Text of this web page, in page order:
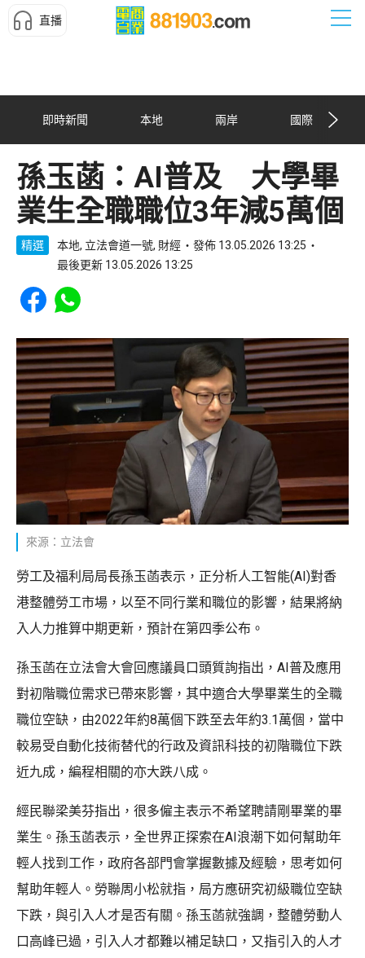
直播
即時新聞 本地 兩岸 國際
孫玉菡：AI普及 大學畢
業生全職職位3年減5萬個
精選 本地, 立法會道一號, 財經
發佈 13.05.2026 13:25
最後更新 13.05.2026 13:25
Share to Facebook
Share to WhatsApp
來源：立法會
勞工及福利局局長孫玉菡表示，正分析人工智能(AI)對香
港整體勞工市場，以至不同行業和職位的影響，結果將納
入人力推算中期更新，預計在第四季公布。
孫玉菡在立法會大會回應議員口頭質詢指出，AI普及應用
對初階職位需求已帶來影響，其中適合大學畢業生的全職
職位空缺，由2022年約8萬個下跌至去年約3.1萬個，當中
較易受自動化技術替代的行政及資訊科技的初階職位下跌
近九成，編程相關的亦大跌八成。
經民聯梁美芬指出，很多僱主表示不希望聘請剛畢業的畢
業生。孫玉菡表示，全世界正探索在AI浪潮下如何幫助年
輕人找到工作，政府各部門會掌握數據及經驗，思考如何
幫助年輕人。勞聯周小松就指，局方應研究初級職位空缺
下跌，與引入人才是否有關。孫玉菡就強調，整體勞動人
口高峰已過，引入人才都難以補足缺口，又指引入的人才